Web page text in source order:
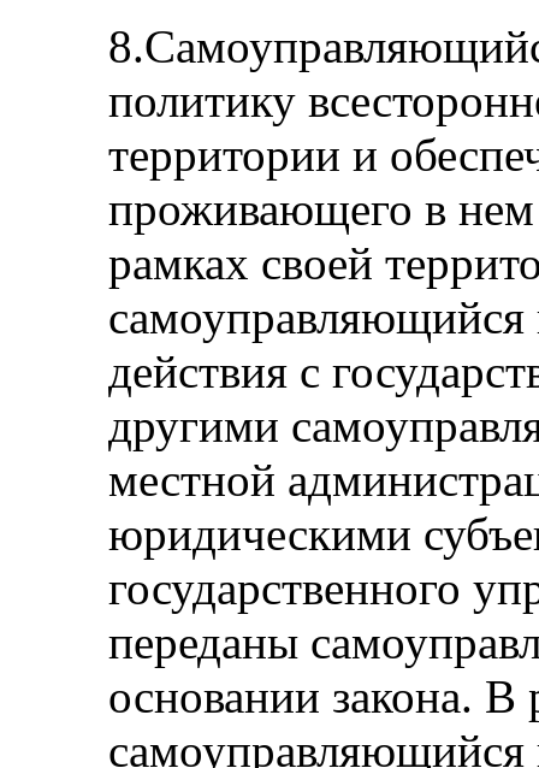
политику
территории и
проживающего в нем
рамках своей
самоуправляющийся
действия с
другими
местной
юридическими
государственного
переданы
основании закона. В
самоуправляющийся